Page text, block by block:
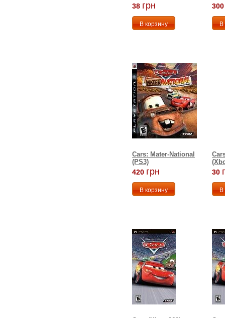
38 грн 300
Cars: Mater-National
(PS3)
420 грн 30